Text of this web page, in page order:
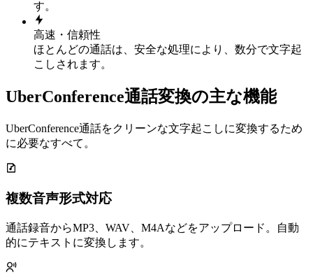
す。
高速・信頼性
ほとんどの通話は、安全な処理により、数分で文字起
こしされます。
UberConference通話変換の主な機能
UberConference通話をクリーンな文字起こしに変換するため
に必要なすべて。
複数音声形式対応
通話録音からMP3、WAV、M4Aなどをアップロード。自動
的にテキストに変換します。